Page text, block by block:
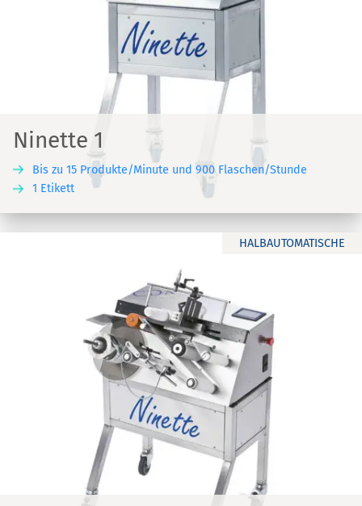
Ninette 1
Bis zu 15 Produkte/Minute und 900 Flaschen/Stunde
1 Etikett
HALBAUTOMATISCHE